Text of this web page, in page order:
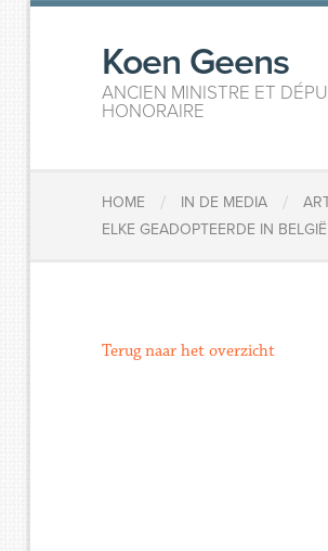
Koen Geens
ANCIEN MINISTRE ET
HONORAIRE
HOME / IN DE MEDIA /
ELKE GEADOPTEERDE IN
Terug naar het overzicht